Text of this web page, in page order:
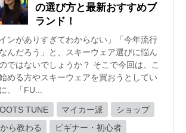
の選び方と最新おすすめブ
ランド！
ンがありすぎてわからない」「今年流行
んだろう」と、スキーウェア選びに悩ん
ではないでしょうか？ そこで今回は、こ
める方やスキーウェアを買おうとしてい
、「FU...
TUNE マイカー派
ショップ
ら教わる
ビギナー・初心者